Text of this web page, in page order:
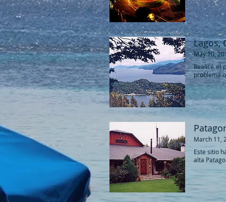
Lagos,
May 10,
​Realicé el
problema
March 11,
Este sitio
alta